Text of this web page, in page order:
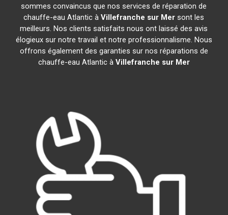
sommes convaincus que nos services de réparation de
chauffe-eau Atlantic àVillefranche sur Mer sont les
meilleurs. Nos clients satisfaits nous ont laissé des avis
élogieux sur notre travail et notre professionnalisme. Nous
offrons également des garanties sur nos réparations de
chauffe-eau Atlantic à Villefranche sur Mer